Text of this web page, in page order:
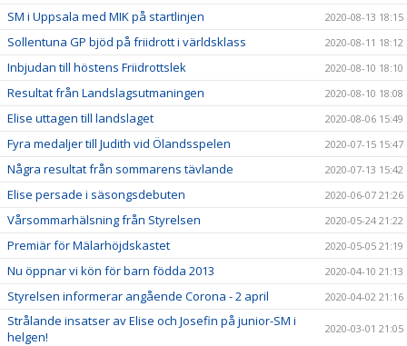
SM i Uppsala med MIK på startlinjen 2020-08-13 18:15
Sollentuna GP bjöd på friidrott i världsklass 2020-08-11 18:12
Inbjudan till höstens Friidrottslek 2020-08-10 18:10
Resultat från Landslagsutmaningen 2020-08-10 18:08
Elise uttagen till landslaget 2020-08-06 15:49
Fyra medaljer till Judith vid Ölandsspelen 2020-07-15 15:47
Några resultat från sommarens tävlande 2020-07-13 15:42
Elise persade i säsongsdebuten 2020-06-07 21:26
Vårsommarhälsning från Styrelsen 2020-05-24 21:22
Premiär för Mälarhöjdskastet 2020-05-05 21:19
Nu öppnar vi kön för barn födda 2013 2020-04-10 21:13
Styrelsen informerar angående Corona - 2 april 2020-04-02 21:16
Strålande insatser av Elise och Josefin på junior-SM i
helgen!
2020-03-01 21:05